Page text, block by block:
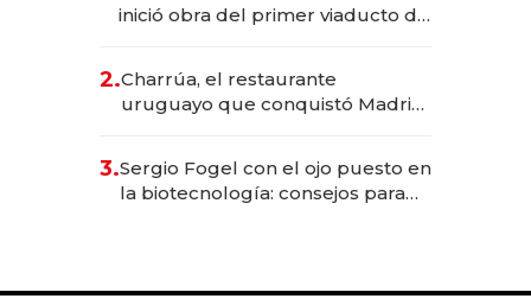
inició obra del primer viaducto de
millones
2.Charrúa, el restaurante
uruguayo que conquistó Madrid:
anticipación y prepara apertura
3.Sergio Fogel con el ojo puesto en
la biotecnología: consejos para